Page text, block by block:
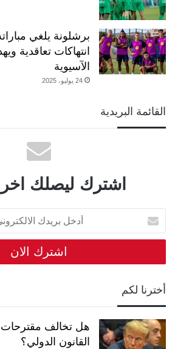
برشلونة يلغي
انتهاكات تعاقدية
الآسيوية
24 يوليو، 2025
القائمة البريدية
اشترك ليصلك اخر
أدخل
بريدك
الالكتروني
أخترنا لكم
هل تخالف
القانون الدولي؟